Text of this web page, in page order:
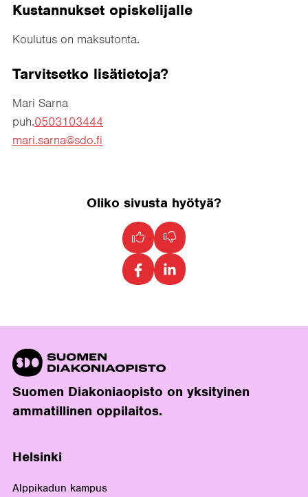
Kustannukset opiskelijalle
Koulutus on maksutonta.
Tarvitsetko lisätietoja?
Mari Sarna
puh.0503103444
mari.sarna@sdo.fi
Oliko sivusta hyötyä?
Suomen Diakoniaopisto on yksityinen
ammatillinen oppilaitos.
Helsinki
Alppikadun kampus